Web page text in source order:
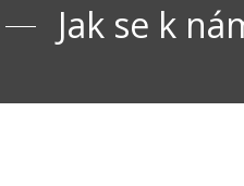
Jak se k